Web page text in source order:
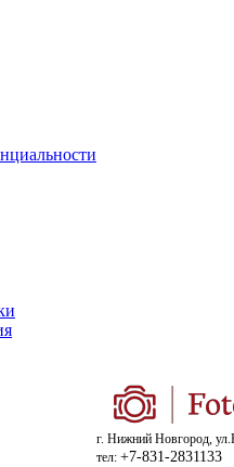
г. Нижний Новгород,
тел: +7-831-2831133